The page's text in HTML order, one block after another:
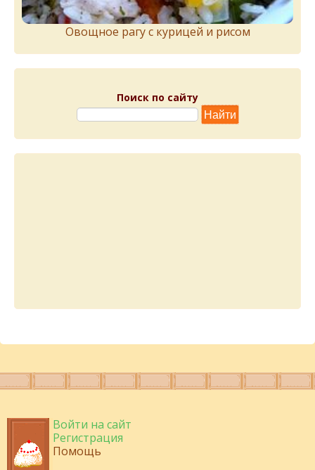
Овощное рагу с курицей и рисом
Поиск по сайту
Войти на сайт
Регистрация
Помощь